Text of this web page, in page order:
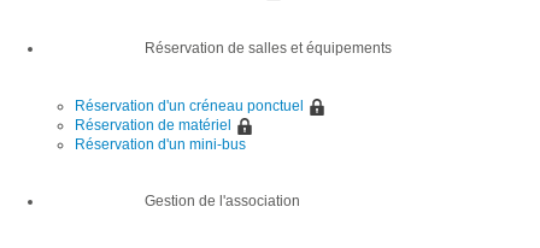
Réservation de salles et équipements
Réservation d'un créneau ponctuel
Réservation de matériel
Réservation d'un mini-bus
Gestion de l'association